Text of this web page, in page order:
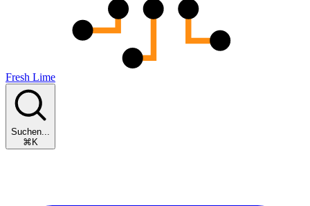
Fresh Lime
Suchen...
⌘K